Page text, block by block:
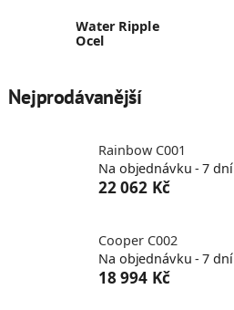
Water Ripple
Ocel
Nejprodávanější
Rainbow C001
Na objednávku - 7 dní
22 062 Kč
Cooper C002
Na objednávku - 7 dní
18 994 Kč